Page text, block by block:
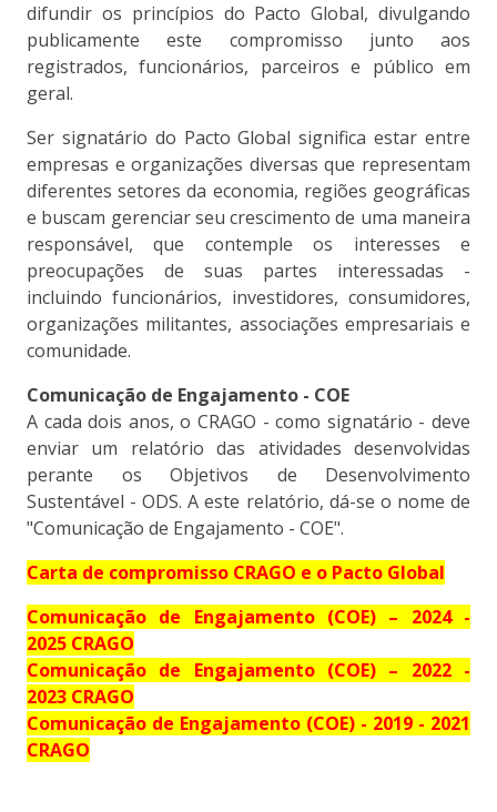
difundir os princípios do Pacto Global, divulgando
publicamente este compromisso junto aos
registrados, funcionários, parceiros e público em
geral.
Ser signatário do Pacto Global significa estar entre
empresas e organizações diversas que representam
diferentes setores da economia, regiões geográficas
e buscam gerenciar seu crescimento de uma maneira
responsável, que contemple os interesses e
preocupações de suas partes interessadas -
incluindo funcionários, investidores, consumidores,
organizações militantes, associações empresariais e
comunidade.
Comunicação de Engajamento - COE
A cada dois anos, o CRAGO - como signatário - deve
enviar um relatório das atividades desenvolvidas
perante os Objetivos de Desenvolvimento
Sustentável - ODS. A este relatório, dá-se o nome de
"Comunicação de Engajamento - COE".
Carta de compromisso CRAGO e o Pacto Global
Comunicação de Engajamento (COE) – 2024 -
2025 CRAGO
Comunicação de Engajamento (COE) – 2022 -
2023 CRAGO
Comunicação de Engajamento (COE) - 2019 - 2021
CRAGO